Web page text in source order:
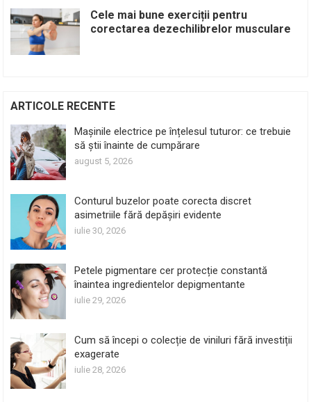
Cele mai bune exerciții pentru
corectarea dezechilibrelor musculare
ARTICOLE RECENTE
Mașinile electrice pe înțelesul tuturor: ce trebuie
să știi înainte de cumpărare
august 5, 2026
Conturul buzelor poate corecta discret
asimetriile fără depășiri evidente
iulie 30, 2026
Petele pigmentare cer protecție constantă
înaintea ingredientelor depigmentante
iulie 29, 2026
Cum să începi o colecție de viniluri fără investiții
exagerate
iulie 28, 2026